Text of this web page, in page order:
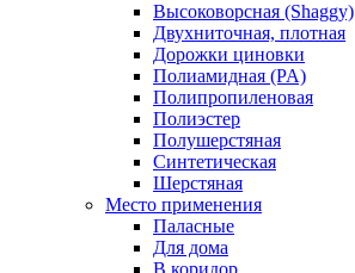
Высоковорсная (Shaggy)
Двухниточная, плотная
Дорожки циновки
Полиамидная (PA)
Полипропиленовая
Полиэстер
Полушерстяная
Синтетическая
Шерстяная
Место применения
Паласные
Для дома
В коридор